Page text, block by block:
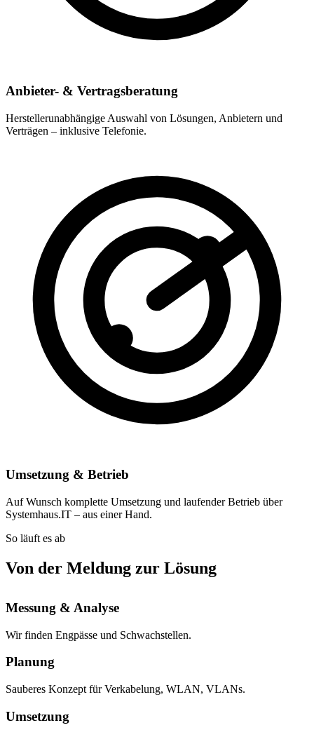
Anbieter- & Vertragsberatung
Herstellerunabhängige Auswahl von Lösungen, Anbietern und
Verträgen – inklusive Telefonie.
Umsetzung & Betrieb
Auf Wunsch komplette Umsetzung und laufender Betrieb über
Systemhaus.IT – aus einer Hand.
So läuft es ab
Von der Meldung zur Lösung
Messung & Analyse
Wir finden Engpässe und Schwachstellen.
Planung
Sauberes Konzept für Verkabelung, WLAN, VLANs.
Umsetzung